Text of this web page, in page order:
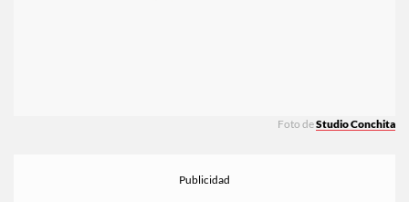
Foto deStudio Conchita